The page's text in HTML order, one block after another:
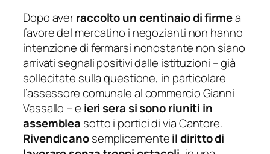
Dopo averraccolto un centinaio di firmea
favore del mercatino i negozianti non hanno
intenzione di fermarsi nonostante non siano
arrivati segnali positivi dalle istituzioni – già
sollecitate sulla questione, in particolare
l’assessore comunale al commercio Gianni
Vassallo – e ieri sera si sono riuniti in
assemblea sotto i portici di via Cantore.
Rivendicanosemplicementeil diritto di